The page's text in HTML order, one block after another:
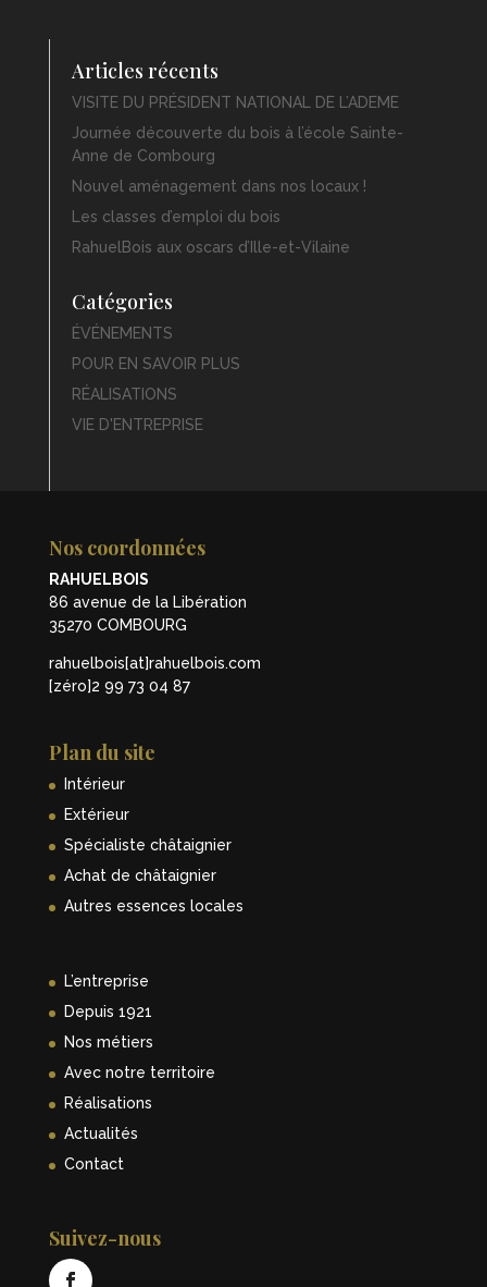
Articles récents
VISITE DU PRÉSIDENT NATIONAL DE L’ADEME
Journée découverte du bois à l’école Sainte-
Anne de Combourg
Nouvel aménagement dans nos locaux !
Les classes d’emploi du bois
RahuelBois aux oscars d’Ille-et-Vilaine
Catégories
ÉVÉNEMENTS
POUR EN SAVOIR PLUS
RÉALISATIONS
VIE D'ENTREPRISE
Nos coordonnées
RAHUELBOIS
86 avenue de la Libération
35270 COMBOURG
rahuelbois[at]rahuelbois.com
[zéro]2 99 73 04 87
Plan du site
Intérieur
Extérieur
Spécialiste châtaignier
Achat de châtaignier
Autres essences locales
L’entreprise
Depuis 1921
Nos métiers
Avec notre territoire
Réalisations
Actualités
Contact
Suivez-nous